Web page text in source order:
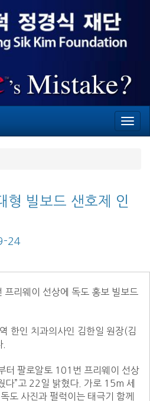
형 빌보드 샌호제 인
24
한인 치과의사인 김한일 원장(김
터 팔로알토 101번 프리웨이 선상
다”고 22일 밝혔다. 가로 15m 세
도 사진과 펄럭이는 태극기 함께